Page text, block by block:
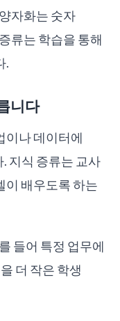
자화는 숫자
류는 학습을 통해
.
니다
이나 데이터에
지식 증류는 교사
이 배우도록 하는
들어 특정 업무에
더 작은 학생